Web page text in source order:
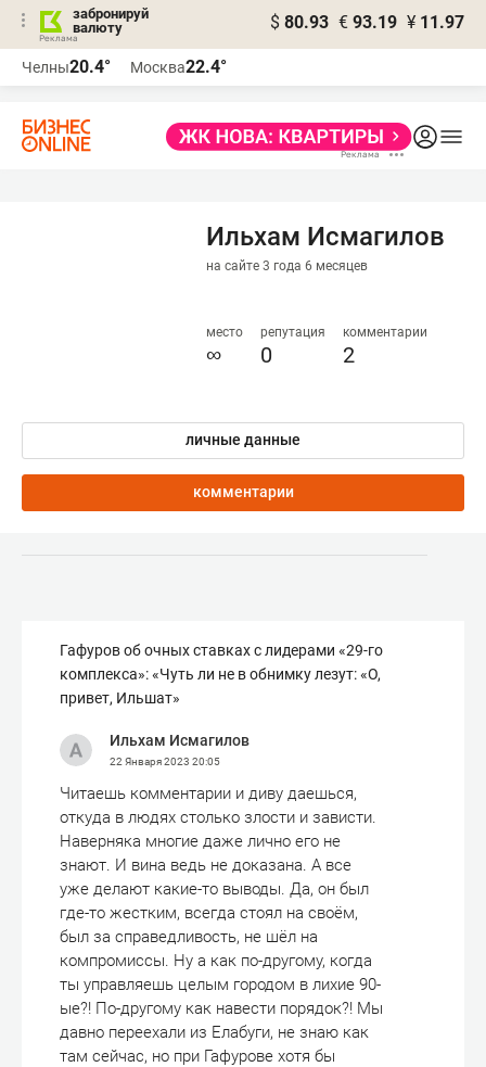
забронируй
валюту
$ 80.93 € 93.19 ¥ 11.97
Челны20.4° Москва22.4°
Ильхам Исмагилов
на сайте 3 года 6 месяцев
место
∞
репутация
0
комментарии
2
личные данные
комментарии
Гафуров об очных ставках с лидерами «29-го
комплекса»: «Чуть ли не в обнимку лезут: «О,
привет, Ильшат»
Ильхам Исмагилов
22 Января 2023 20:05
Читаешь комментарии и диву даешься,
откуда в людях столько злости и зависти.
Наверняка многие даже лично его не
знают. И вина ведь не доказана. А все
уже делают какие-то выводы. Да, он был
где-то жестким, всегда стоял на своём,
был за справедливость, не шёл на
компромиссы. Ну а как по-другому, когда
ты управляешь целым городом в лихие 90-
ые?! По-другому как навести порядок?! Мы
давно переехали из Елабуги, не знаю как
там сейчас, но при Гафурове хотя бы